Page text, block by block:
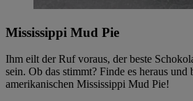
Mississippi Mud Pie
Ihm eilt der Ruf voraus, der beste
sein. Ob das stimmt? Finde es heraus und
amerikanischen Mississippi Mud Pie!